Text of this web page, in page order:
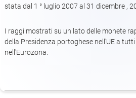
stata dal 1 ° luglio 2007 al 31 dicembre ,
I raggi mostrati su un lato delle monete
della Presidenza portoghese nell'UE a
nell'Eurozona.